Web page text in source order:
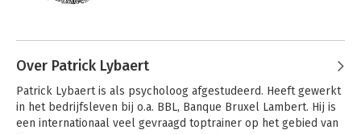
Management (RSM) was hij
leiderschapstrainingen. Tevens is Gert
Anbeek oprichter van Executive
Leadership Foundation (ELF) dat een
Over Patrick Lybaert
Patrick Lybaert is als psycholoog afgestudeerd. Heeft gewerkt
in het bedrijfsleven bij o.a. BBL, Banque Bruxel Lambert. Hij is
een internationaal veel gevraagd toptrainer op het gebied van